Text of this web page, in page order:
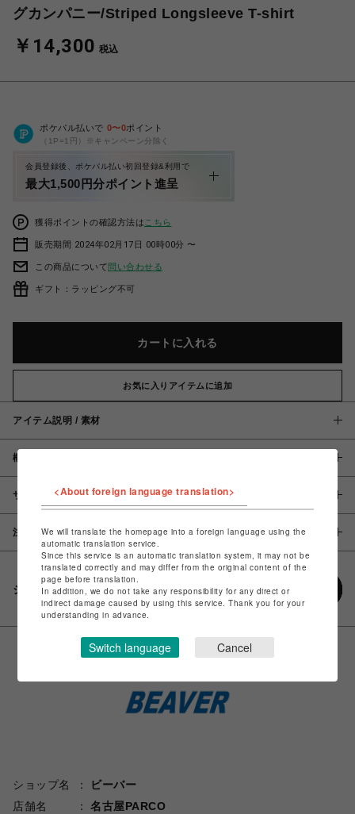
グカンパニー/Striped Longsleeve T-shirt
￥14,300 税込
ポケパル払いで 0〜0ポイント
（1P=1円）※キャンペーン分除く
会員登録後、ポケパル払い初回登録&利用で
最大1,500円分ポイント進呈
獲得ポイントの確認方法は こちら
販売期間 2024年02月17日 00時00分 〜
この商品について問い合わせる
ギフト：ラッピング不可
カートに入れる
お気に入りアイテムに追加
アイテム説明 / 素材
概要
サイズ
注意事項
シェアする
ショップ名
ビーバー
店舗名
名古屋PARCO
<About foreign language translation>
We will translate the homepage into a foreign language using the
automatic translation service.
Since this service is an automatic translation system, it may not be
translated correctly and may differ from the original content of the
page before translation.
In addition, we do not take any responsibility for any direct or
indirect damage caused by using this service. Thank you for your
understanding in advance.
Switch language Cancel